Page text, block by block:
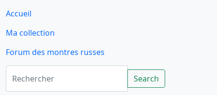
Accueil
Ma collection
Forum des montres russes
Rechercher
Search